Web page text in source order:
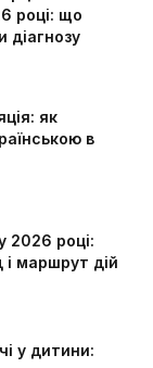
році: що
діагнозу
як
в
2026 році:
маршрут дій
у дитини: